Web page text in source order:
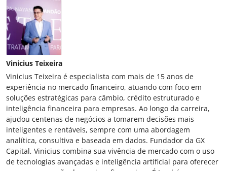
Vinicius Teixeira
Vinicius Teixeira é especialista com mais de 15 anos de
experiência no mercado financeiro, atuando com foco em
soluções estratégicas para câmbio, crédito estruturado e
inteligência financeira para empresas. Ao longo da carreira,
ajudou centenas de negócios a tomarem decisões mais
inteligentes e rentáveis, sempre com uma abordagem
analítica, consultiva e baseada em dados. Fundador da GX
Capital, Vinicius combina sua vivência de mercado com o uso
de tecnologias avançadas e inteligência artificial para oferecer